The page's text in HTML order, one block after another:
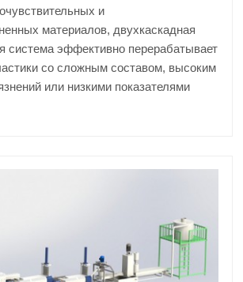
и
материалов, двухкаскадная
система эффективно перерабатывает
со сложным составом, высоким
или низкими показателями